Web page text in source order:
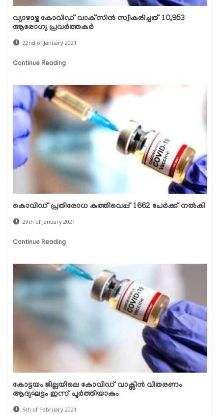
വ്യാഴാഴ്ച കോവിഡ് വാക്‌സിന്‍ സ്വീകരിച്ചത് 10,953
ആരോഗ്യ പ്രവര്‍ത്തകര്‍
22nd of January 2021
Continue Reading
കൊവിഡ് പ്രതിരോധ കുത്തിവെപ്പ് 1662 പേര്‍ക്ക് നല്‍കി
29th of January 2021
Continue Reading
കോട്ടയം ജില്ലയിലെ കോവിഡ് വാക്സിൻ വിതരണം
ആദ്യഘട്ടം ഇന്ന് പൂർത്തിയാകും
5th of February 2021